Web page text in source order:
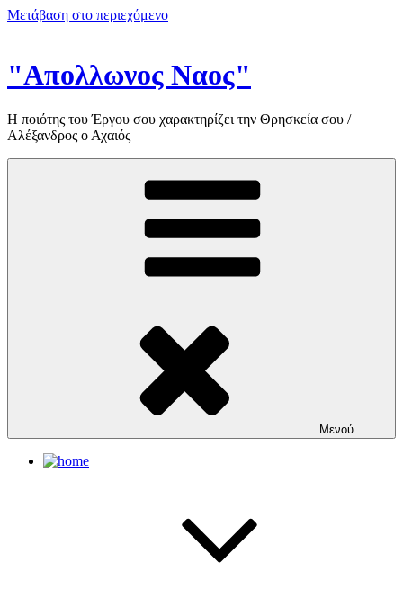
Μετάβαση στο περιεχόμενο
"Απολλωνος Ναος"
Η ποιότης του Έργου σου χαρακτηρίζει την Θρησκεία σου /
Αλέξανδρος ο Αχαιός
Μενού